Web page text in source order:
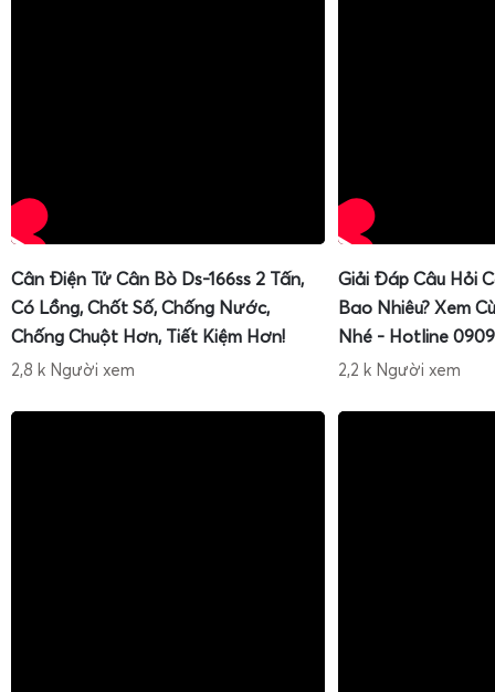
Cân Điện Tử Cân Bò Ds-166ss 2 Tấn,
Có Lồng, Chốt Số, Chống Nước,
Chống Chuột Hơn, Tiết Kiệm Hơn!
2,8 k Người xem
Giải Đáp Câu Hỏi
Bao Nhiêu? Xem
Nhé - Hotline
2,2 k Người xem